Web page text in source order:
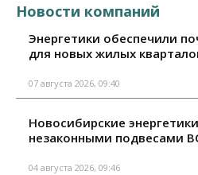
Новости компаний
Энергетики обеспечили
для новых жилых
07 августа 2026, 09:40
Новосибирские
незаконными подвесами
04 августа 2026, 09:46